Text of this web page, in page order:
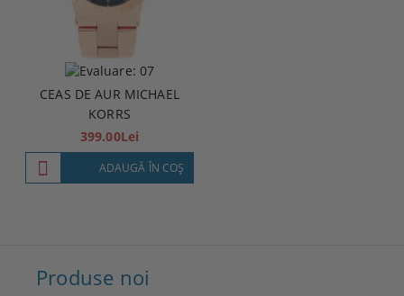
CEAS DE AUR MICHAEL
KORRS
399.00Lei
ADAUGĂ ÎN COŞ
Produse noi